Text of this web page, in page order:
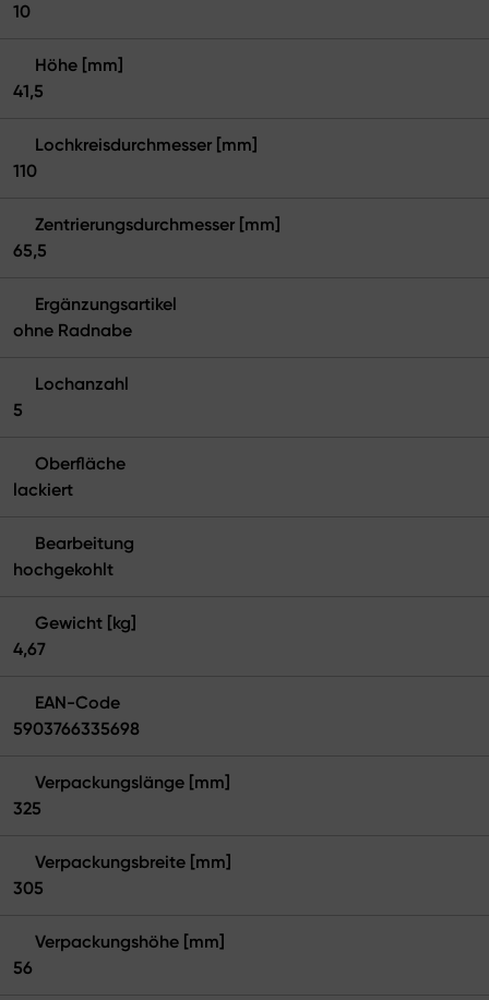
10
Höhe [mm]
41,5
Lochkreisdurchmesser [mm]
110
Zentrierungsdurchmesser [mm]
65,5
Ergänzungsartikel
ohne Radnabe
Lochanzahl
5
Oberfläche
lackiert
Bearbeitung
hochgekohlt
Gewicht [kg]
4,67
EAN-Code
5903766335698
Verpackungslänge [mm]
325
Verpackungsbreite [mm]
305
Verpackungshöhe [mm]
56